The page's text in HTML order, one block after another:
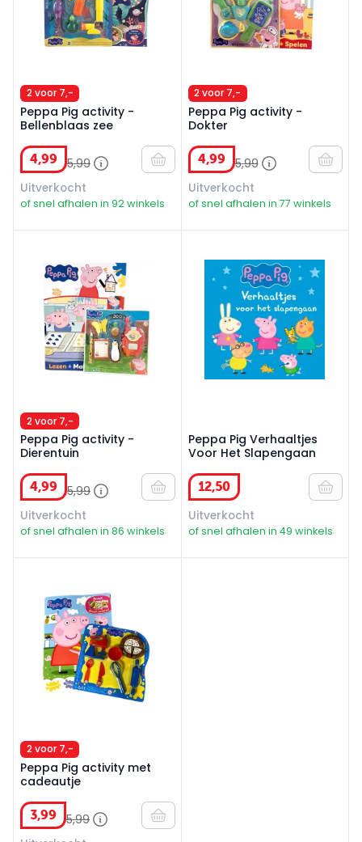
2 voor 7,-
Peppa Pig activity -
Bellenblaas zee
4,99 5,99
Uitverkocht
of snel afhalen in 92 winkels
2 voor 7,-
Peppa Pig activity -
Dokter
4,99 5,99
Uitverkocht
of snel afhalen in 77 winkels
2 voor 7,-
Peppa Pig activity -
Dierentuin
4,99 5,99
Uitverkocht
of snel afhalen in 86 winkels
Peppa Pig Verhaaltjes
Voor Het Slapengaan
12,50
Uitverkocht
of snel afhalen in 49 winkels
2 voor 7,-
Peppa Pig activity met
cadeautje
3,99 5,99